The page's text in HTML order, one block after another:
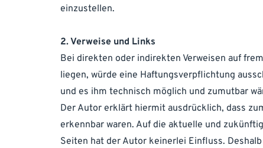
einzustellen.
2. Verweise und Links
Bei direkten oder indirekten Verweisen auf
liegen, würde eine Haftungsverpflichtung
und es ihm technisch möglich und zumutbar
Der Autor erklärt hiermit ausdrücklich, dass
erkennbar waren. Auf die aktuelle und
Seiten hat der Autor keinerlei Einfluss.